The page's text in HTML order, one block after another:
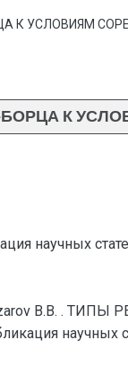
К УСЛОВИЯМ
К
научных
Bazarov B.B. .
научных